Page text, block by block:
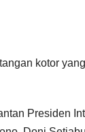
kotor yang
Presiden